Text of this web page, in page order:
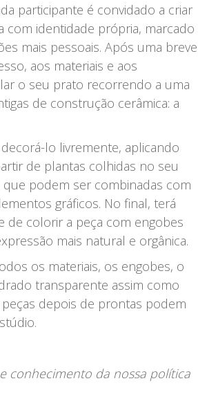
participante é convidado a criar
com identidade própria, marcado
mais pessoais. Após uma breve
aos materiais e aos
o seu prato recorrendo a uma
de construção cerâmica: a
lo livremente, aplicando
de plantas colhidas no seu
que podem ser combinadas com
gráficos. No final, terá
de colorir a peça com engobes
mais natural e orgânica.
os materiais, os engobes, o
transparente assim como
depois de prontas podem
conhecimento da nossa política